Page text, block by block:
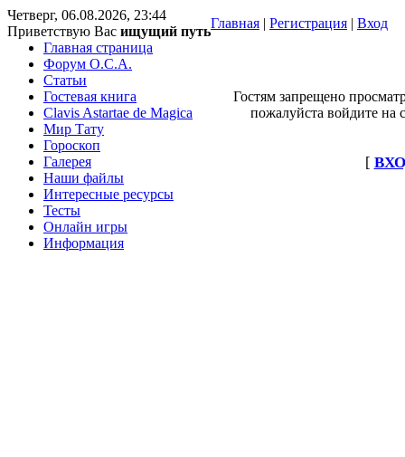
Четверг, 06.08.2026, 23:44
Приветствую Вас ищущий путь
Главная | Регистрация | Вход
Главная страница
Форум O.C.A.
Статьи
Гостевая книга
Clavis Astartae de Magica
Мир Тату
Гороскоп
Галерея
Наши файлы
Интересные ресурсы
Тесты
Онлайн игры
Информация
Гостям запрещено
пожалуйста войдите на
[